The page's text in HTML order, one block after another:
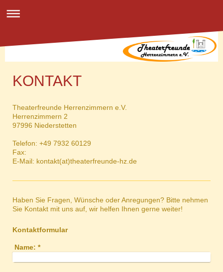
KONTAKT
Theaterfreunde Herrenzimmern e.V.
Herrenzimmern 2
97996 Niederstetten
Telefon: +49 7932 60129
Fax:
E-Mail: kontakt(at)theaterfreunde-hz.de
Haben Sie Fragen, Wünsche oder Anregungen? Bitte nehmen
Sie Kontakt mit uns auf, wir helfen Ihnen gerne weiter!
Kontaktformular
Name: *